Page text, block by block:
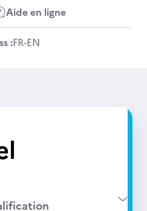
Aide en ligne
:FR-EN